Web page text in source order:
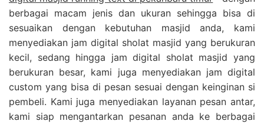
berbagai macam jenis dan ukuran sehingga bisa di
sesuaikan dengan kebutuhan masjid anda, kami
menyediakan jam digital sholat masjid yang berukuran
kecil, sedang hingga jam digital sholat masjid yang
berukuran besar, kami juga menyediakan jam digital
custom yang bisa di pesan sesuai dengan keinginan si
pembeli. Kami juga menyediakan layanan pesan antar,
kami siap mengantarkan pesanan anda ke berbagai